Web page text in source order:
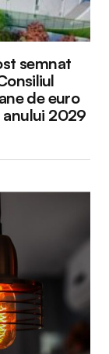
semnat
de euro
anului 2029